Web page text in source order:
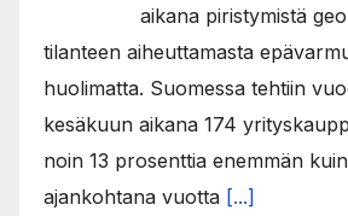
aikana piristymistä
tilanteen aiheuttamasta
huolimatta. Suomessa tehtiin
kesäkuun aikana 174
noin 13 prosenttia enemmän
ajankohtana vuotta [...]